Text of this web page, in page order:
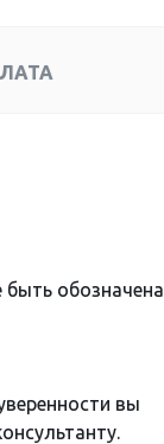
обозначена
вы